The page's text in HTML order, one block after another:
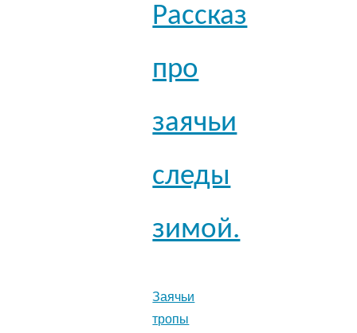
Рассказ
про
заячьи
следы
зимой.
Заячьи
тропы